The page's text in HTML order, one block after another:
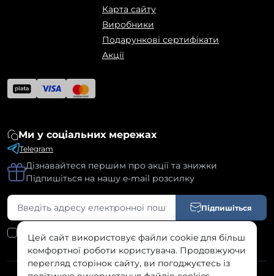
Карта сайту
Виробники
Подарункові сертифікати
Акції
Ми у соціальних мережах
Telegram
Дізнавайтеся першим про акції та знижки
Підпишіться на нашу e-mail розсилку
Підпишіться
Я прочитав і згоден з вимогами
Цей сайт використовує файли cookie для більш
комфортної роботи користувача. Продовжуючи
перегляд сторінок сайту, ви погоджуєтесь із